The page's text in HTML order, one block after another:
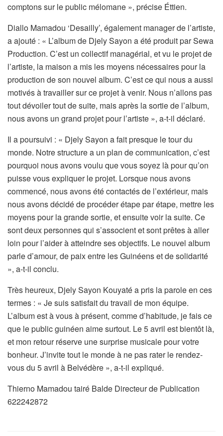
comptons sur le public mélomane », précise Éttien.
Diallo Mamadou ‘Desailly’, également manager de l’artiste,
a ajouté : « L’album de Djely Sayon a été produit par Sewa
Production. C’est un collectif managérial, et vu le projet de
l’artiste, la maison a mis les moyens nécessaires pour la
production de son nouvel album. C’est ce qui nous a aussi
motivés à travailler sur ce projet à venir. Nous n’allons pas
tout dévoiler tout de suite, mais après la sortie de l’album,
nous avons un grand projet pour l’artiste », a-t-il déclaré.
Il a poursuivi : « Djely Sayon a fait presque le tour du
monde. Notre structure a un plan de communication, c’est
pourquoi nous avons voulu que vous soyez là pour qu’on
puisse vous expliquer le projet. Lorsque nous avons
commencé, nous avons été contactés de l’extérieur, mais
nous avons décidé de procéder étape par étape, mettre les
moyens pour la grande sortie, et ensuite voir la suite. Ce
sont deux personnes qui s’associent et sont prêtes à aller
loin pour l’aider à atteindre ses objectifs. Le nouvel album
parle d’amour, de paix entre les Guinéens et de solidarité
», a-t-il conclu.
Très heureux, Djely Sayon Kouyaté a pris la parole en ces
termes : « Je suis satisfait du travail de mon équipe.
L’album est à vous à présent, comme d’habitude, je fais ce
que le public guinéen aime surtout. Le 5 avril est bientôt là,
et mon retour réserve une surprise musicale pour votre
bonheur. J’invite tout le monde à ne pas rater le rendez-
vous du 5 avril à Belvédère », a-t-il expliqué.
Thierno Mamadou tairé Balde Directeur de Publication
622242872